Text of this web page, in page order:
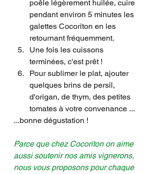
poêle légèrement huilée, cuire
pendant environ 5 minutes les
galettes Cocoriton en les
retournant fréquemment.
Une fois les cuissons
terminées, c'est prêt !
Pour sublimer le plat, ajouter
quelques brins de persil,
d'origan, de thym, des petites
tomates à votre convenance ...
...bonne dégustation !
Parce que chez Cocoriton on aime
aussi soutenir nos amis vignerons,
nous vous proposons pour chaque